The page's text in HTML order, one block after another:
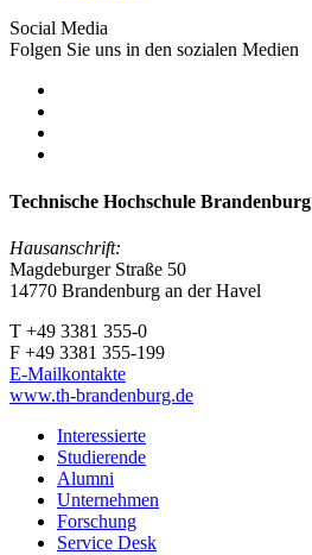
Social Media
Folgen Sie uns in den sozialen Medien
Technische Hochschule Brandenburg
Hausanschrift:
Magdeburger Straße 50
14770 Brandenburg an der Havel
T +49 3381 355-0
F +49 3381 355-199
E-Mailkontakte
www.th-brandenburg.de
Interessierte
Studierende
Alumni
Unternehmen
Forschung
Service Desk